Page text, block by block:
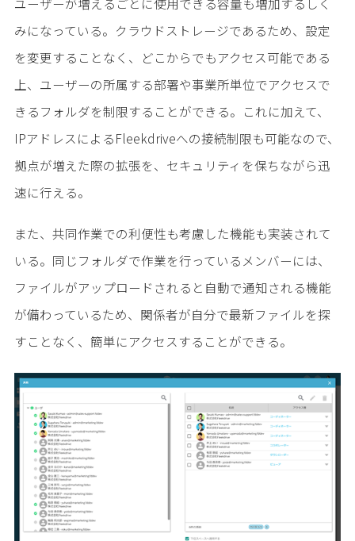
みになっている。クラウドストレージであるため、設定
を変更することなく、どこからでもアクセス可能である
上、ユーザーの所属する部署や事業所単位でアクセスで
きるフォルダを制限することができる。これに加えて、
IPアドレスによるFleekdriveへの接続制限も可能なので、
拠点が増えた際の拡張を、セキュリティを保ちながら迅
速に行える。
また、共同作業での利便性も考慮した機能も実装されて
いる。同じフォルダで作業を行っているメンバーには、
ファイルがアップロードされると自動で通知される機能
が備わっているため、関係者が自分で最新ファイルを探
すことなく、簡単にアクセスすることができる。